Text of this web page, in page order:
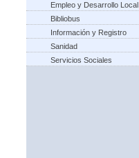
Empleo y Desarrollo Local
Bibliobus
Información y Registro
Sanidad
Servicios Sociales